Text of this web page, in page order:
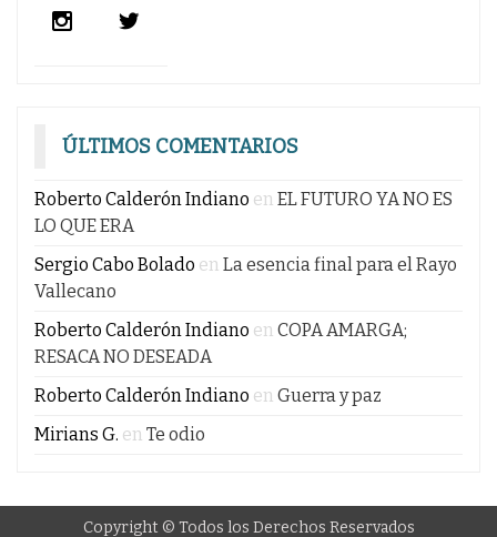
ÚLTIMOS COMENTARIOS
Roberto Calderón Indiano en EL FUTURO YA NO ES
LO QUE ERA
Sergio Cabo Bolado en La esencia final para el Rayo
Vallecano
Roberto Calderón Indiano en COPA AMARGA;
RESACA NO DESEADA
Roberto Calderón Indiano en Guerra y paz
Mirians G. en Te odio
Copyright © Todos los Derechos Reservados